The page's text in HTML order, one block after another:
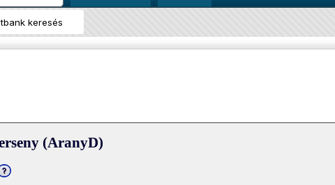
keresés
(AranyD)